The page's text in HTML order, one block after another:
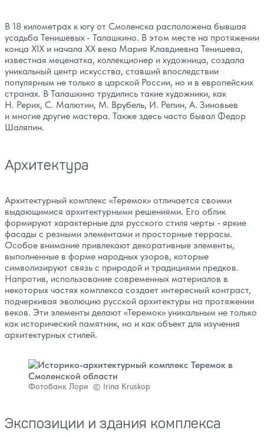
В 18 километрах к югу от Смоленска расположена бывшая
усадьба Тенишевых - Талашкино. В этом месте на протяжении
конца XIX и начала XX века Мария Клавдиевна Тенишева,
известная меценатка, коллекционер и художница, создала
уникальный центр искусства, ставший впоследствии
популярным не только в царской России, но и в европейских
странах. В Талашкино трудились такие художники, как
Н. Рерих, С. Малютин, М. Врубель, И. Репин, А. Зиновьев
и многие другие мастера. Также здесь часто бывал Федор
Шаляпин.
Архитектура
Архитектурный комплекс «Теремок» отличается своими
выдающимися архитектурными решениями. Его облик
формируют характерные для русского стиля черты - яркие
фасады с резными элементами и просторные террасы.
Особое внимание привлекают декоративные элементы,
выполненные в форме народных узоров, которые
символизируют связь с природой и традициями предков.
Напротив, использование современных материалов в
некоторых частях комплекса создает интересный контраст,
подчеркивая эволюцию русской архитектуры на протяжении
веков. Эти элементы делают «Теремок» уникальным не только
как исторический памятник, но и как объект для изучения
архитектурных стилей.
Фотобанк Лори © Irina Kruskop
Экспозиции и здания комплекса